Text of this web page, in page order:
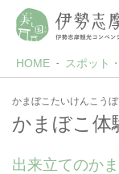
HOME スポット
かまぼこたいけんこうぼ
かまぼこ体
出来立てのか